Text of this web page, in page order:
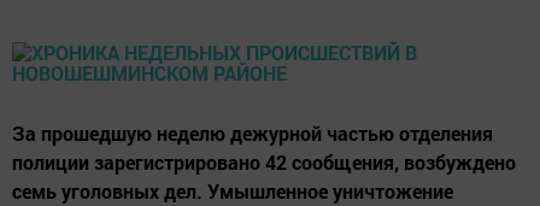
За прошедшую неделю дежурной частью отделения
полиции зарегистрировано 42 сообщения, возбуждено
семь уголовных дел. Умышленное уничтожение